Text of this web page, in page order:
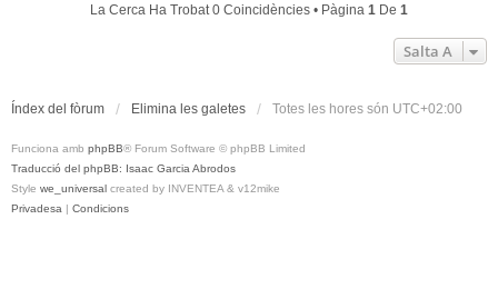
La Cerca Ha Trobat 0 Coincidències • Pàgina 1 De 1
Salta A
Índex del fòrum Elimina les galetes Totes les hores són UTC+02:00
Funciona amb phpBB® Forum Software © phpBB Limited
Traducció del phpBB: Isaac Garcia Abrodos
Style we_universal created by INVENTEA & v12mike
Privadesa | Condicions